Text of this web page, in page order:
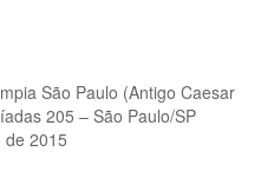
São Paulo (Antigo Caesar
205 – São Paulo/SP
de 2015